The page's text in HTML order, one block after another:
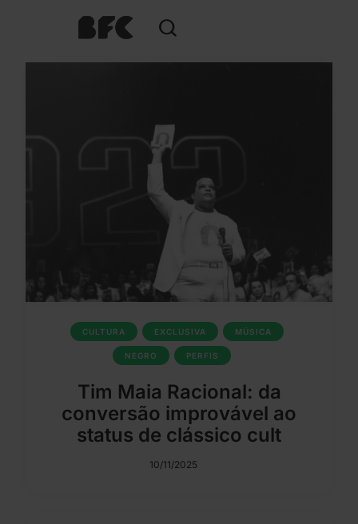
CULTURA EXCLUSIVA MÚSICA
NEGRO PERFIS
Tim Maia Racional: da
conversão improvável ao
status de clássico cult
10/11/2025